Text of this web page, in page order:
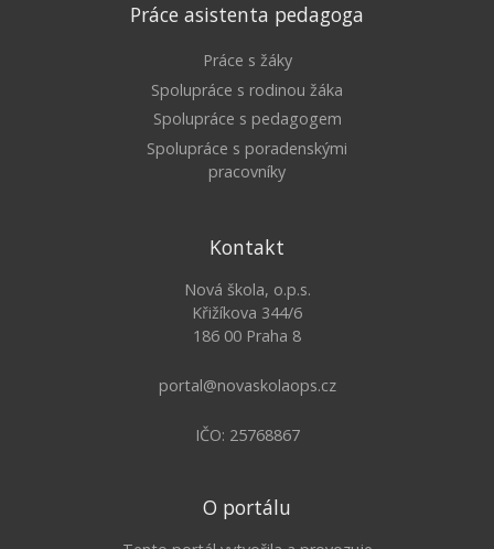
Práce asistenta pedagoga
Práce s žáky
Spolupráce s rodinou žáka
Spolupráce s pedagogem
Spolupráce s poradenskými
pracovníky
Kontakt
Nová škola, o.p.s.
Křižíkova 344/6
186 00 Praha 8
portal@novaskolaops.cz
IČO: 25768867
O portálu